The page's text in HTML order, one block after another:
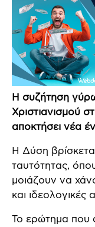
Η συζήτηση
Χριστιανισμού
αποκτήσει νέα
Η Δύση
ταυτότητας,
μοιάζουν να
και ιδεολογικές
Το ερώτημα που